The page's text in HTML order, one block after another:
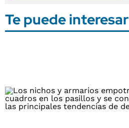
Te puede interesar